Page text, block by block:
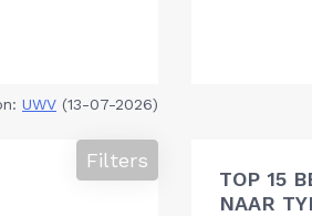
UWV (13-07-2026)
Filters
TOP 15
NAAR